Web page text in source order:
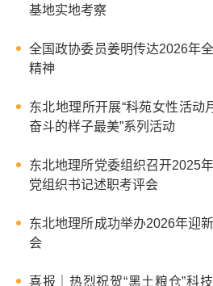
基地实地考察
全国政协委员姜明传达2026年
精神
东北地理所开展“科苑女性活动
奋斗的样子最美”系列活动
东北地理所党委组织召开2025
党组织书记述职考评会
东北地理所成功举办2026年迎
会
喜报｜热烈祝贺“黑土粮仓”科